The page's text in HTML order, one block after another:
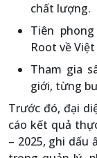
chất lượng.
Tiên
Root về
Tham gia
giới, từng
Trước đó, đại
cáo kết quả
– 2025, ghi dấu